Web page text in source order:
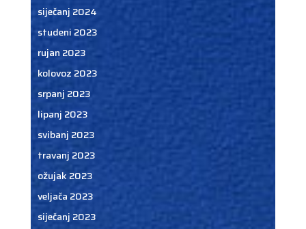
siječanj 2024
studeni 2023
rujan 2023
kolovoz 2023
srpanj 2023
lipanj 2023
svibanj 2023
travanj 2023
ožujak 2023
veljača 2023
siječanj 2023